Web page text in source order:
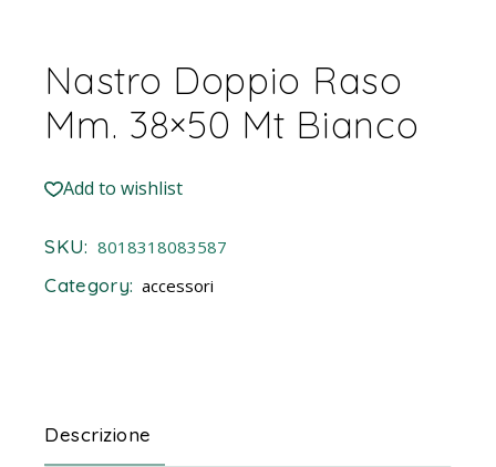
Nastro Doppio Raso
Mm. 38×50 Mt Bianco
Add to wishlist
SKU: 8018318083587
Category: accessori
Descrizione